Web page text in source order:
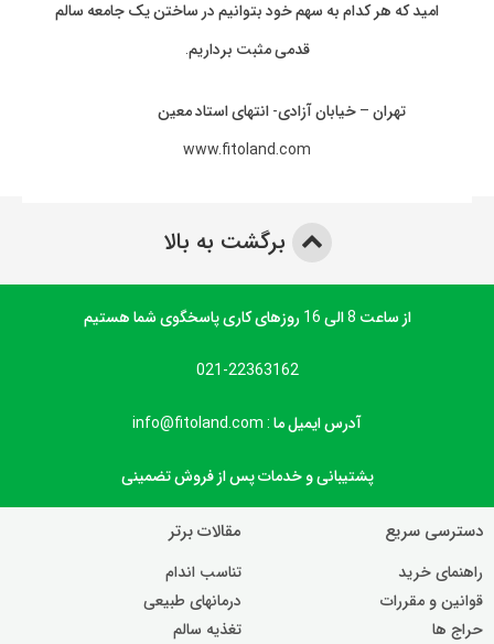
امید که هر کدام به سهم خود بتوانیم در ساختن یک جامعه سالم
قدمی مثبت برداریم.
تهران – خیابان آزادی- انتهای استاد معین
www.fitoland.com
برگشت به بالا
از ساعت 8 الی 16 روزهای کاری پاسخگوی شما هستیم
021-22363162
آدرس ایمیل ما : info@fitoland.com
پشتیبانی و خدمات پس از فروش تضمینی
دسترسی سریع
راهنمای خرید
قوانین و مقررات
حراج ها
مقالات برتر
تناسب اندام
درمانهای طبیعی
تغذیه سالم